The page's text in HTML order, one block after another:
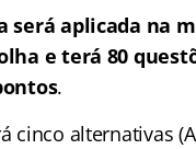
será aplicada na
e terá 80
.
cinco alternativas